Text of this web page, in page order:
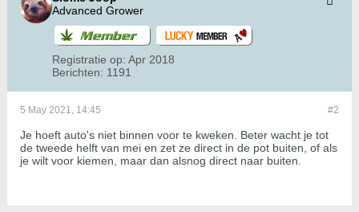
Advanced Grower
Registratie op: Apr 2018
Berichten: 1191
#2
5 May 2021, 14:45
Je hoeft auto's niet binnen voor te kweken. Beter wacht je tot
de tweede helft van mei en zet ze direct in de pot buiten, of als
je wilt voor kiemen, maar dan alsnog direct naar buiten.